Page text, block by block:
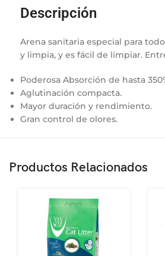
Descripción
Arena sanitaria especial para
y limpia, y es fácil de limpiar.
Poderosa Absorción de hasta
Aglutinación compacta.
Mayor duración y rendimiento.
Gran control de olores.
Productos Relacionados